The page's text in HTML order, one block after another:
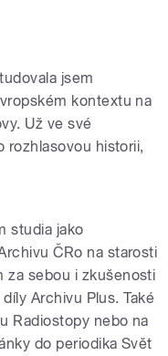
jsem
kontextu na
Už ve své
rozhlasovou historii,
studia jako
ČRo na starosti
za sebou i zkušenosti
Archivu Plus. Také
Radiostopy nebo na
do periodika Svět